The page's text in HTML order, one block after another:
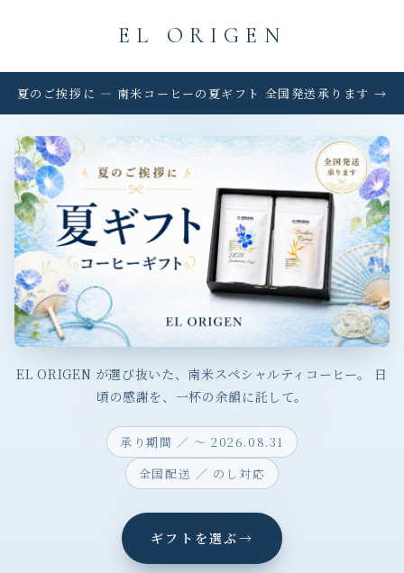
EL ORIGEN
夏のご挨拶に — 南米コーヒーの夏ギフト 全国発送承ります →
EL ORIGEN が選び抜いた、南米スペシャルティコーヒー。
日
頃の感謝を、一杯の余韻に託して。
承り期間 ／ 〜 2026.08.31
全国配送 ／ のし対応
ギフトを選ぶ→